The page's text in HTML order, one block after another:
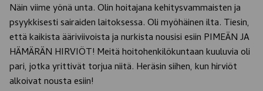
Näin viime yönä unta. Olin hoitajana kehitysvammaisten ja
psyykkisesti sairaiden laitoksessa. Oli myöhäinen ilta. Tiesin,
että kaikista ääriviivoista ja nurkista nousisi esiin PIMEÄN JA
HÄMÄRÄN HIRVIÖT! Meitä hoitohenkilökuntaan kuuluvia oli
pari, jotka yrittivät torjua niitä. Heräsin siihen, kun hirviöt
alkoivat nousta esiin!